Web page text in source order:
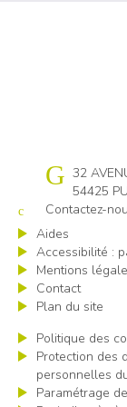
Cap emploi
32
54425
Contactez-
Aides
Accessibilité :
Mentions
Contact
Plan du site
Politique des
Protection des
personnelles
Paramétrage